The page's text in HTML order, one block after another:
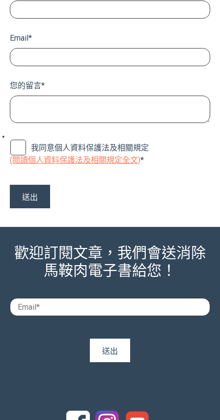
Email *
您的留言*
我同意個人資料保護法及相關規定
(閱讀個人資料保護法及相關規定全文)*
歡迎訂閱文章，我們會送消除
馬鞍肉電子書給您！